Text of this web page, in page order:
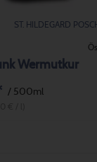
ST. HILDEGARD
Wermutkur
/ 500ml